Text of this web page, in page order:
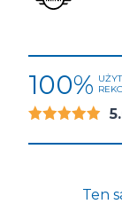
100%
Ten